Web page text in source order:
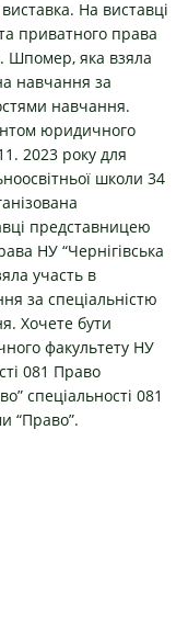
На виставці
приватного права
Шпомер, яка взяла
навчання за
навчання.
юридичного
2023 року для
школи 34
представницею
НУ “Чернігівська
участь в
за спеціальністю
Хочете бути
факультету НУ
081 Право
спеціальності 081
“Право”.